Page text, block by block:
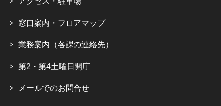
窓口案内・フロアマップ
業務案内（各課の連絡先）
第2・第4土曜日開庁
メールでのお問合せ